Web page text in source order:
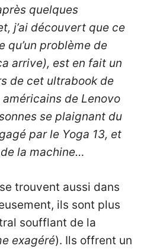
quelques
j’ai découvert que ce
qu’un problème de
arrive), est en fait un
de cet ultrabook de
de Lenovo
se plaignant du
par le Yoga 13, et
la machine…
trouvent aussi dans
ils sont plus
soufflant de la
exagéré). Ils offrent un